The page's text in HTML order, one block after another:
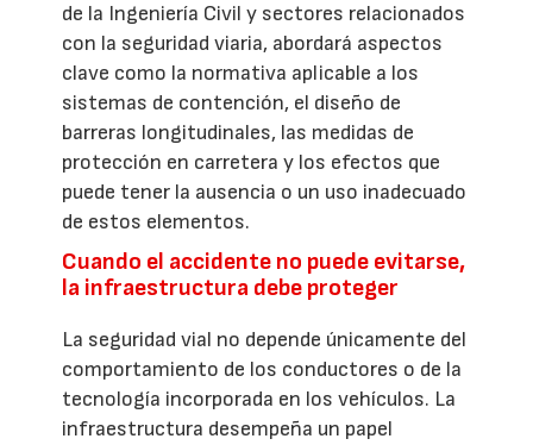
de la Ingeniería Civil y sectores relacionados
con la seguridad viaria, abordará aspectos
clave como la normativa aplicable a los
sistemas de contención, el diseño de
barreras longitudinales, las medidas de
protección en carretera y los efectos que
puede tener la ausencia o un uso inadecuado
de estos elementos.
Cuando el accidente no puede evitarse,
la infraestructura debe proteger
La seguridad vial no depende únicamente del
comportamiento de los conductores o de la
tecnología incorporada en los vehículos. La
infraestructura desempeña un papel